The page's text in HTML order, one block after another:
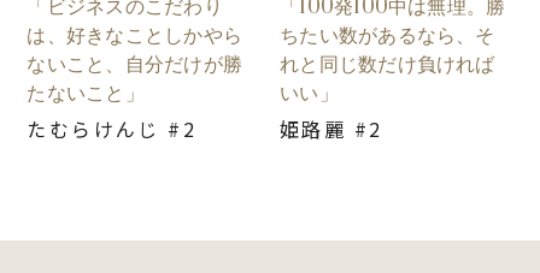
「ビジネスのこだわり
は、好きなことしかやら
ないこと、自分だけが勝
たないこと」
たむらけんじ #2
「100発100中は無理。勝
ちたい数があるなら、そ
れと同じ数だけ負ければ
いい」
姫路麗 #2